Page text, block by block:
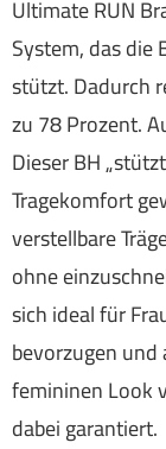
Ultimate RUN
System, das die
stützt. Dadurch
zu 78 Prozent.
Dieser BH
Tragekomfort
verstellbare
ohne
sich ideal für
bevorzugen
femininen Look
dabei garantiert.